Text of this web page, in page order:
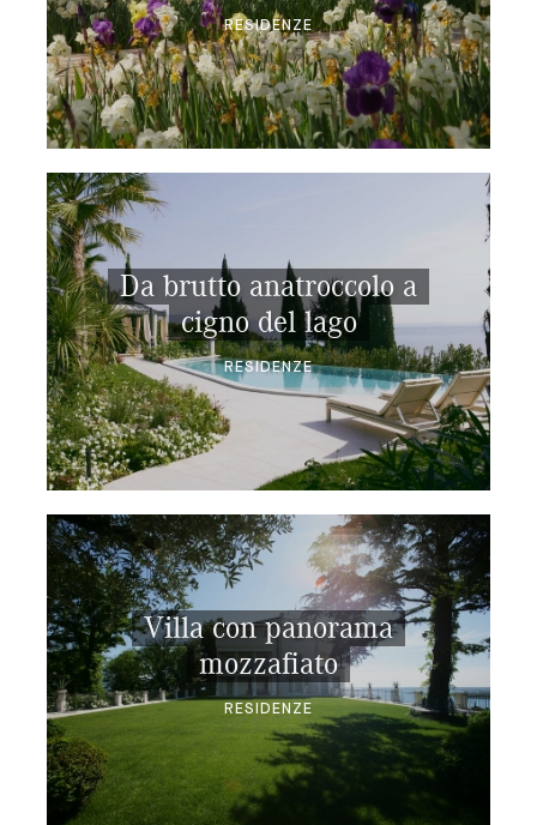
RESIDENZE
Da brutto anatroccolo a
cigno del lago
RESIDENZE
Villa con panorama
mozzafiato
RESIDENZE